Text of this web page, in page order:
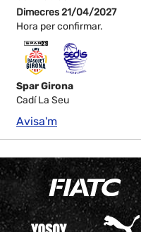
Dimecres 21/04/2027
Hora per confirmar.
Spar Girona
Cadí La Seu
Avisa'm